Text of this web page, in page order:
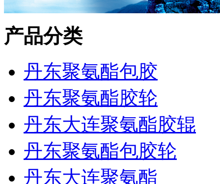
产品分类
丹东聚氨酯包胶
丹东聚氨酯胶轮
丹东大连聚氨酯胶辊
丹东聚氨酯包胶轮
丹东大连聚氨酯